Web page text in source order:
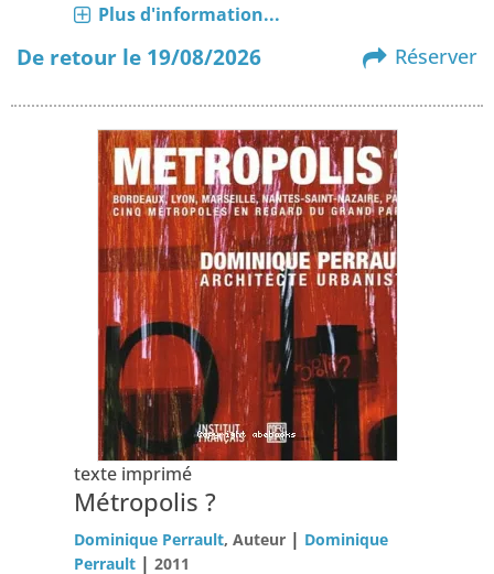
Plus d'information...
Réserver
De retour le 19/08/2026
texte imprimé
Métropolis ?
Dominique Perrault, Auteur | Dominique
Perrault |2011